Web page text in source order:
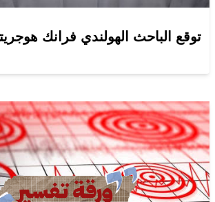
توقع الباحث الهولندي فرانك